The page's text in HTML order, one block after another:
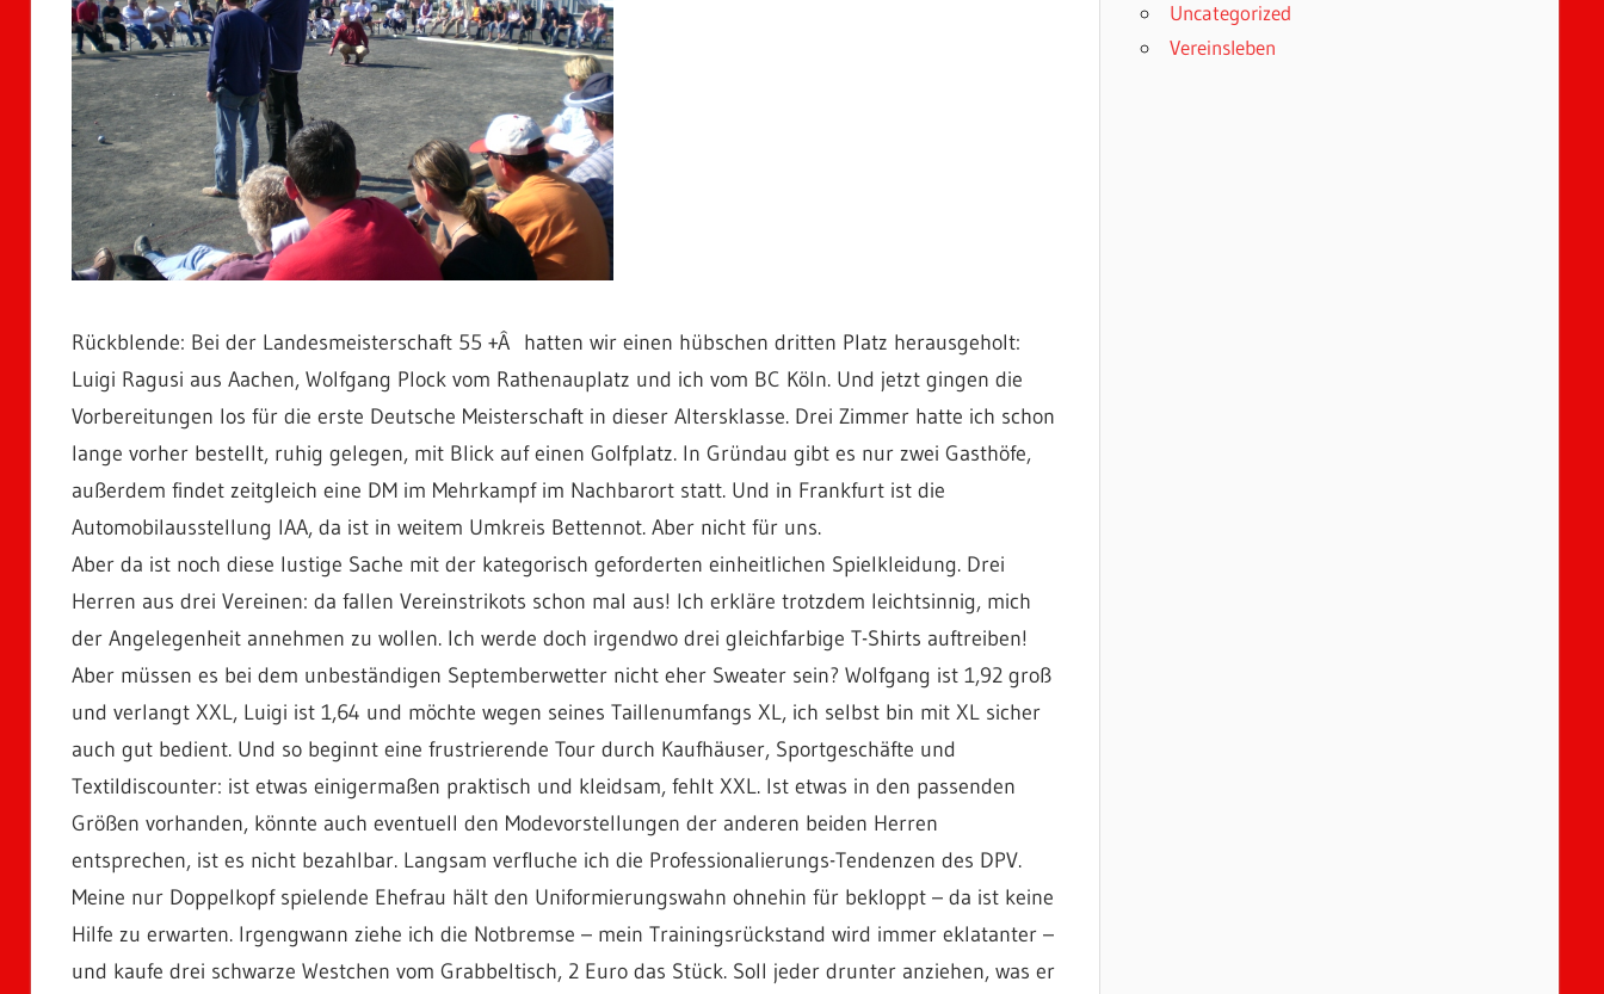
Rückblende: Bei der Landesmeisterschaft 55 +Â hatten wir einen hübschen dritten Platz herausgeholt:
Luigi Ragusi aus Aachen, Wolfgang Plock vom Rathenauplatz und ich vom BC Köln. Und jetzt gingen die
Vorbereitungen los für die erste Deutsche Meisterschaft in dieser Altersklasse. Drei Zimmer hatte ich schon
lange vorher bestellt, ruhig gelegen, mit Blick auf einen Golfplatz. In Gründau gibt es nur zwei Gasthöfe,
außerdem findet zeitgleich eine DM im Mehrkampf im Nachbarort statt. Und in Frankfurt ist die
Automobilausstellung IAA, da ist in weitem Umkreis Bettennot. Aber nicht für uns.
Aber da ist noch diese lustige Sache mit der kategorisch geforderten einheitlichen Spielkleidung. Drei
Herren aus drei Vereinen: da fallen Vereinstrikots schon mal aus! Ich erkläre trotzdem leichtsinnig, mich
der Angelegenheit annehmen zu wollen. Ich werde doch irgendwo drei gleichfarbige T-Shirts auftreiben!
Aber müssen es bei dem unbeständigen Septemberwetter nicht eher Sweater sein? Wolfgang ist 1,92 groß
und verlangt XXL, Luigi ist 1,64 und möchte wegen seines Taillenumfangs XL, ich selbst bin mit XL sicher
auch gut bedient. Und so beginnt eine frustrierende Tour durch Kaufhäuser, Sportgeschäfte und
Textildiscounter: ist etwas einigermaßen praktisch und kleidsam, fehlt XXL. Ist etwas in den passenden
Größen vorhanden, könnte auch eventuell den Modevorstellungen der anderen beiden Herren
entsprechen, ist es nicht bezahlbar. Langsam verfluche ich die Professionalierungs-Tendenzen des DPV.
Meine nur Doppelkopf spielende Ehefrau hält den Uniformierungswahn ohnehin für bekloppt – da ist keine
Hilfe zu erwarten. Irgengwann ziehe ich die Notbremse – mein Trainingsrückstand wird immer eklatanter –
und kaufe drei schwarze Westchen vom Grabbeltisch, 2 Euro das Stück. Soll jeder drunter anziehen, was er
Uncategorized
Vereinsleben